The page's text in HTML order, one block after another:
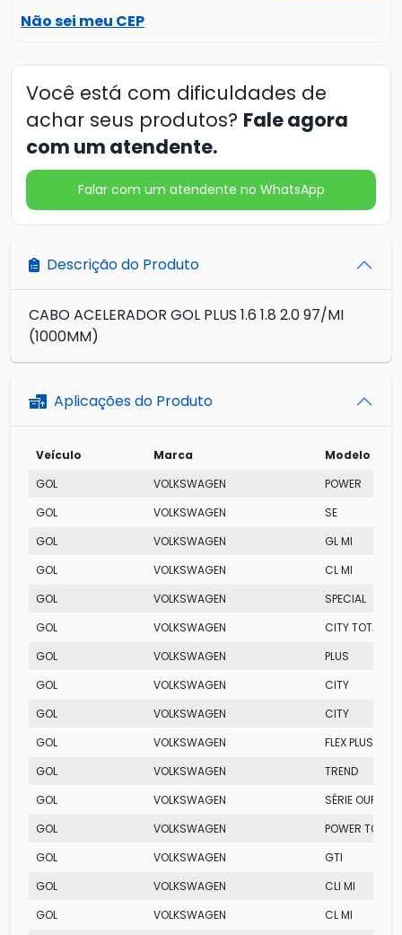
Não sei meu CEP
Você está com dificuldades de
achar seus produtos? Fale agora
com um atendente.
Falar com um atendente no WhatsApp
Descrição do Produto
CABO ACELERADOR GOL PLUS 1.6 1.8 2.0 97/MI
(1000MM)
Aplicações do Produto
Veículo Marca
Modelo
GOL
VOLKSWAGEN
POWER
GOL
VOLKSWAGEN
SE
GOL
VOLKSWAGEN
GL MI
GOL
VOLKSWAGEN
CL MI
GOL
VOLKSWAGEN
SPECIAL
GOL
VOLKSWAGEN
CITY TOTAL
GOL
VOLKSWAGEN
PLUS
GOL
VOLKSWAGEN
CITY
GOL
VOLKSWAGEN
CITY
GOL
VOLKSWAGEN
FLEX PLUS
GOL
VOLKSWAGEN
TREND
GOL
VOLKSWAGEN
SÉRIE OURO
GOL
VOLKSWAGEN
POWER TOTAL
GOL
VOLKSWAGEN
GTI
GOL
VOLKSWAGEN
CLI MI
GOL
VOLKSWAGEN
CL MI